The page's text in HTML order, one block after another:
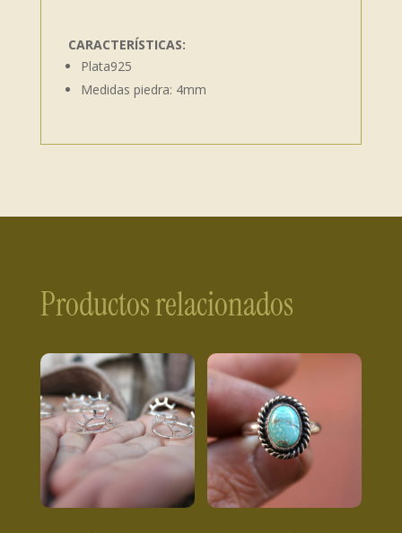
CARACTERÍSTICAS:
Plata925
Medidas piedra: 4mm
Productos relacionados